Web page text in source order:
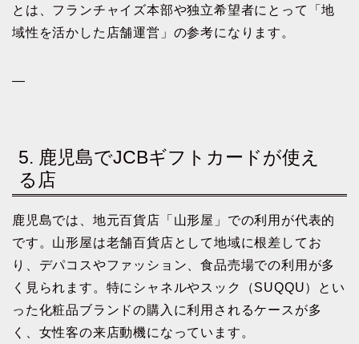
とは、フランチャイズ本部や独立希望者にとって「地
域性を活かした店舗運営」の参考になります。
—
5. 鹿児島でJCBギフトカードが使え
る店
鹿児島では、地元百貨店「山形屋」での利用が代表的
です。山形屋は老舗百貨店として地域に根差してお
り、デパコスやファッション、食品売場での利用が多
く見られます。特にシャネルやスック（SUQQU）とい
った化粧品ブランドの購入に利用されるケースが多
く、女性客の来店動機になっています。